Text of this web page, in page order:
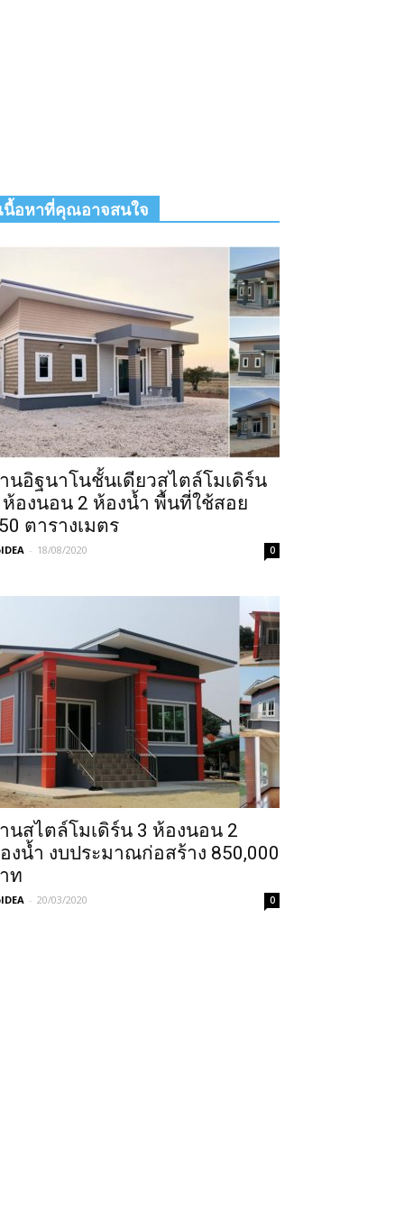
เนื้อหาที่คุณอาจสนใจ
นอิฐนาโนชั้นเดียวสไตล์โมเดิร์น
ห้องนอน 2 ห้องน้ำ พื้นที่ใช้สอย
ตารางเมตร
- 18/08/2020 0
นสไตล์​โมเดิร์น 3 ห้องนอน 2
งน้ำ งบประมาณก่อสร้าง 850,000
ท
- 20/03/2020 0